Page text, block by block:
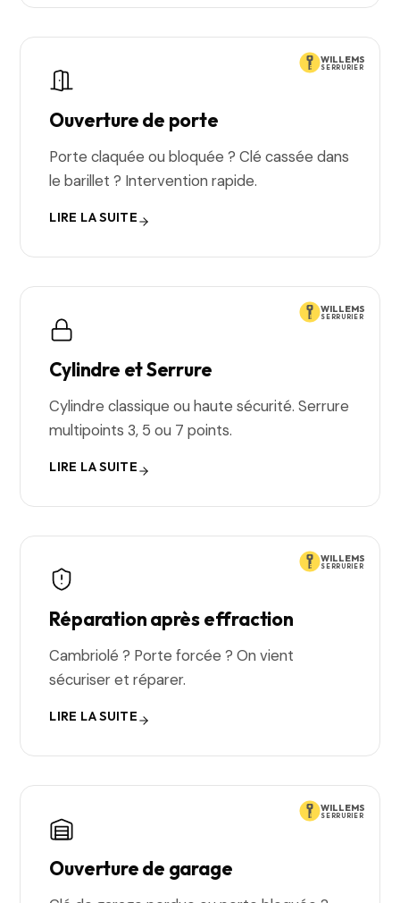
WILLEMS
SERRURIER
Ouverture de porte
Porte claquée ou bloquée ? Clé cassée dans
le barillet ? Intervention rapide.
LIRE LA SUITE
WILLEMS
SERRURIER
Cylindre et Serrure
Cylindre classique ou haute sécurité. Serrure
multipoints 3, 5 ou 7 points.
LIRE LA SUITE
WILLEMS
SERRURIER
Réparation après effraction
Cambriolé ? Porte forcée ? On vient
sécuriser et réparer.
LIRE LA SUITE
WILLEMS
SERRURIER
Ouverture de garage